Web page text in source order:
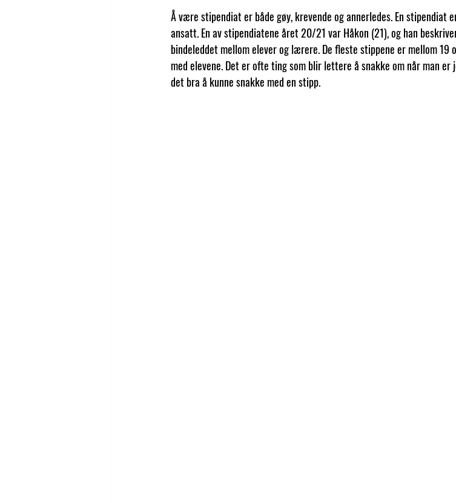
Å være stipendiat er både gøy, krevende og annerledes. En stipendiat
ansatt. En av stipendiatene året 20/21 var Håkon (21), og han
bindeleddet mellom elever og lærere. De fleste stippene er mellom
med elevene. Det er ofte ting som blir lettere å snakke om når man
det bra å kunne snakke med en stipp.